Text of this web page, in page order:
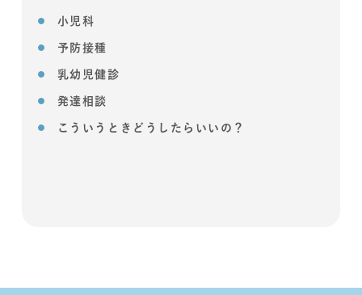
小児科
予防接種
乳幼児健診
発達相談
こういうときどうしたらいいの？